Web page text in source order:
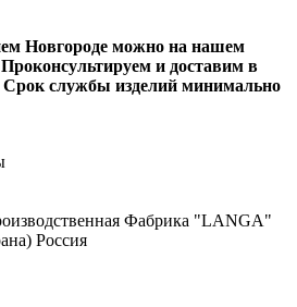
Новгороде можно на нашем
и доставим в
Срок службы изделий минимально
Фабрика "LANGA"
Россия